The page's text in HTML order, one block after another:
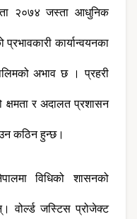
२०७४ जस्ता आधुनिक
कार्यान्वयनका
अभाव छ । प्रहरी
र अदालत प्रशासन
कठिन हुन्छ।
विधिको शासनको
वोर्ल्ड जस्टिस प्रोजेक्ट